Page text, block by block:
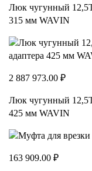
Люк чугунный 12,5Т
315 мм WAVIN
2 887 973.00 ₽
Люк чугунный 12,5Т
425 мм WAVIN
163 909.00 ₽